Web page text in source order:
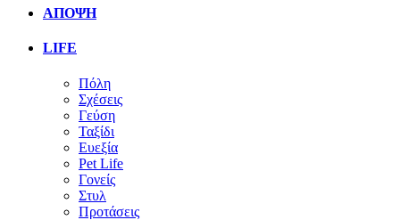
ΑΠΟΨΗ
LIFE
Πόλη
Σχέσεις
Γεύση
Ταξίδι
Ευεξία
Pet Life
Γονείς
Στυλ
Προτάσεις